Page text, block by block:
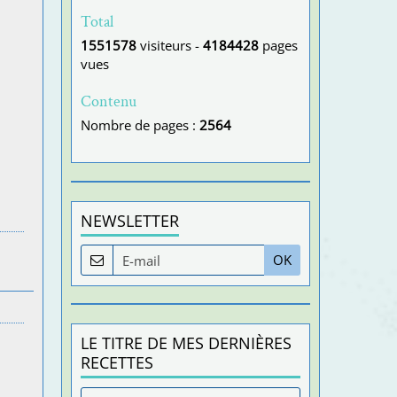
Total
1551578visiteurs - 4184428pages
vues
Contenu
Nombre de pages : 2564
NEWSLETTER
OK
LE TITRE DE MES DERNIÈRES
RECETTES